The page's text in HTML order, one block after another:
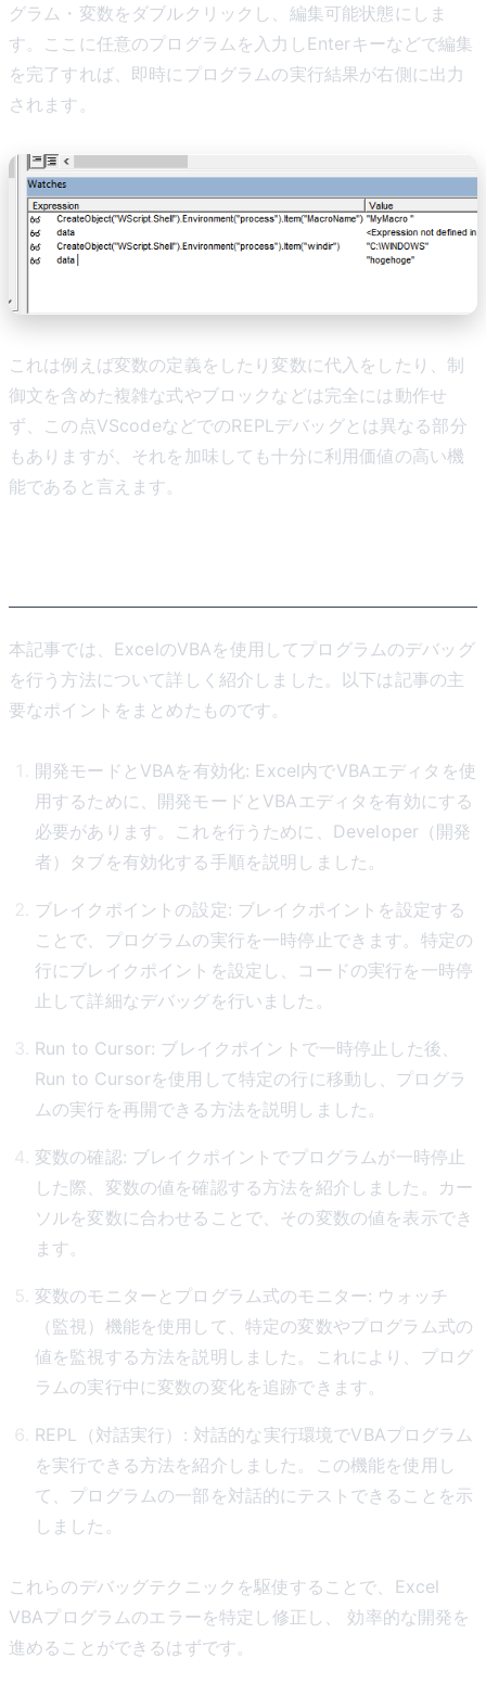
グラム・変数をダブルクリックし、編集可能状態にしま
す。ここに任意のプログラムを入力しEnterキーなどで編集
を完了すれば、即時にプログラムの実行結果が右側に出力
されます。
これは例えば変数の定義をしたり変数に代入をしたり、制
御文を含めた複雑な式やブロックなどは完全には動作せ
ず、この点VScodeなどでのREPLデバッグとは異なる部分
もありますが、それを加味しても十分に利用価値の高い機
能であると言えます。
本記事では、ExcelのVBAを使用してプログラムのデバッグ
を行う方法について詳しく紹介しました。以下は記事の主
要なポイントをまとめたものです。
開発モードとVBAを有効化: Excel内でVBAエディタを使
用するために、開発モードとVBAエディタを有効にする
必要があります。これを行うために、Developer（開発
者）タブを有効化する手順を説明しました。
ブレイクポイントの設定: ブレイクポイントを設定する
ことで、プログラムの実行を一時停止できます。特定の
行にブレイクポイントを設定し、コードの実行を一時停
止して詳細なデバッグを行いました。
Run to Cursor: ブレイクポイントで一時停止した後、
Run to Cursorを使用して特定の行に移動し、プログラ
ムの実行を再開できる方法を説明しました。
変数の確認: ブレイクポイントでプログラムが一時停止
した際、変数の値を確認する方法を紹介しました。カー
ソルを変数に合わせることで、その変数の値を表示でき
ます。
変数のモニターとプログラム式のモニター: ウォッチ
（監視）機能を使用して、特定の変数やプログラム式の
値を監視する方法を説明しました。これにより、プログ
ラムの実行中に変数の変化を追跡できます。
REPL（対話実行）: 対話的な実行環境でVBAプログラム
を実行できる方法を紹介しました。この機能を使用し
て、プログラムの一部を対話的にテストできることを示
しました。
これらのデバッグテクニックを駆使することで、Excel
VBAプログラムのエラーを特定し修正し、 効率的な開発を
進めることができるはずです。